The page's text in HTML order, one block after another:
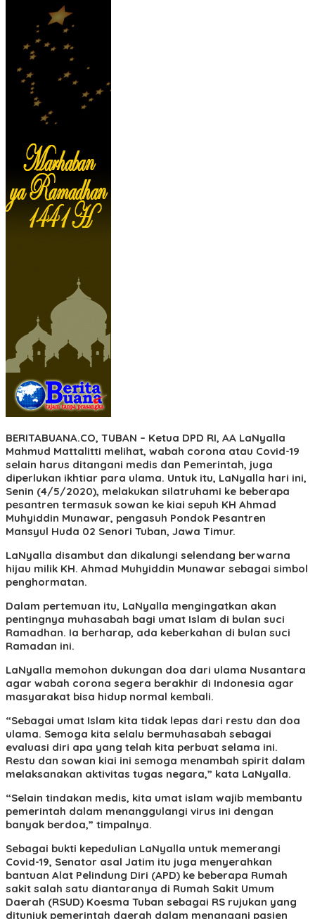
BERITABUANA.CO, TUBAN – Ketua DPD RI, AA LaNyalla
Mahmud Mattalitti melihat, wabah corona atau Covid-19
selain harus ditangani medis dan Pemerintah, juga
diperlukan ikhtiar para ulama. Untuk itu, LaNyalla hari ini,
Senin (4/5/2020), melakukan silatruhami ke beberapa
pesantren termasuk sowan ke kiai sepuh KH Ahmad
Muhyiddin Munawar, pengasuh Pondok Pesantren
Mansyul Huda 02 Senori Tuban, Jawa Timur.
LaNyalla disambut dan dikalungi selendang berwarna
hijau milik KH. Ahmad Muhyiddin Munawar sebagai simbol
penghormatan.
Dalam pertemuan itu, LaNyalla mengingatkan akan
pentingnya muhasabah bagi umat Islam di bulan suci
Ramadhan. Ia berharap, ada keberkahan di bulan suci
Ramadan ini.
LaNyalla memohon dukungan doa dari ulama Nusantara
agar wabah corona segera berakhir di Indonesia agar
masyarakat bisa hidup normal kembali.
“Sebagai umat Islam kita tidak lepas dari restu dan doa
ulama. Semoga kita selalu bermuhasabah sebagai
evaluasi diri apa yang telah kita perbuat selama ini.
Restu dan sowan kiai ini semoga menambah spirit dalam
melaksanakan aktivitas tugas negara,” kata LaNyalla.
“Selain tindakan medis, kita umat islam wajib membantu
pemerintah dalam menanggulangi virus ini dengan
banyak berdoa,” timpalnya.
Sebagai bukti kepedulian LaNyalla untuk memerangi
Covid-19, Senator asal Jatim itu juga menyerahkan
bantuan Alat Pelindung Diri (APD) ke beberapa Rumah
sakit salah satu diantaranya di Rumah Sakit Umum
Daerah (RSUD) Koesma Tuban sebagai RS rujukan yang
ditunjuk pemerintah daerah dalam menangani pasien